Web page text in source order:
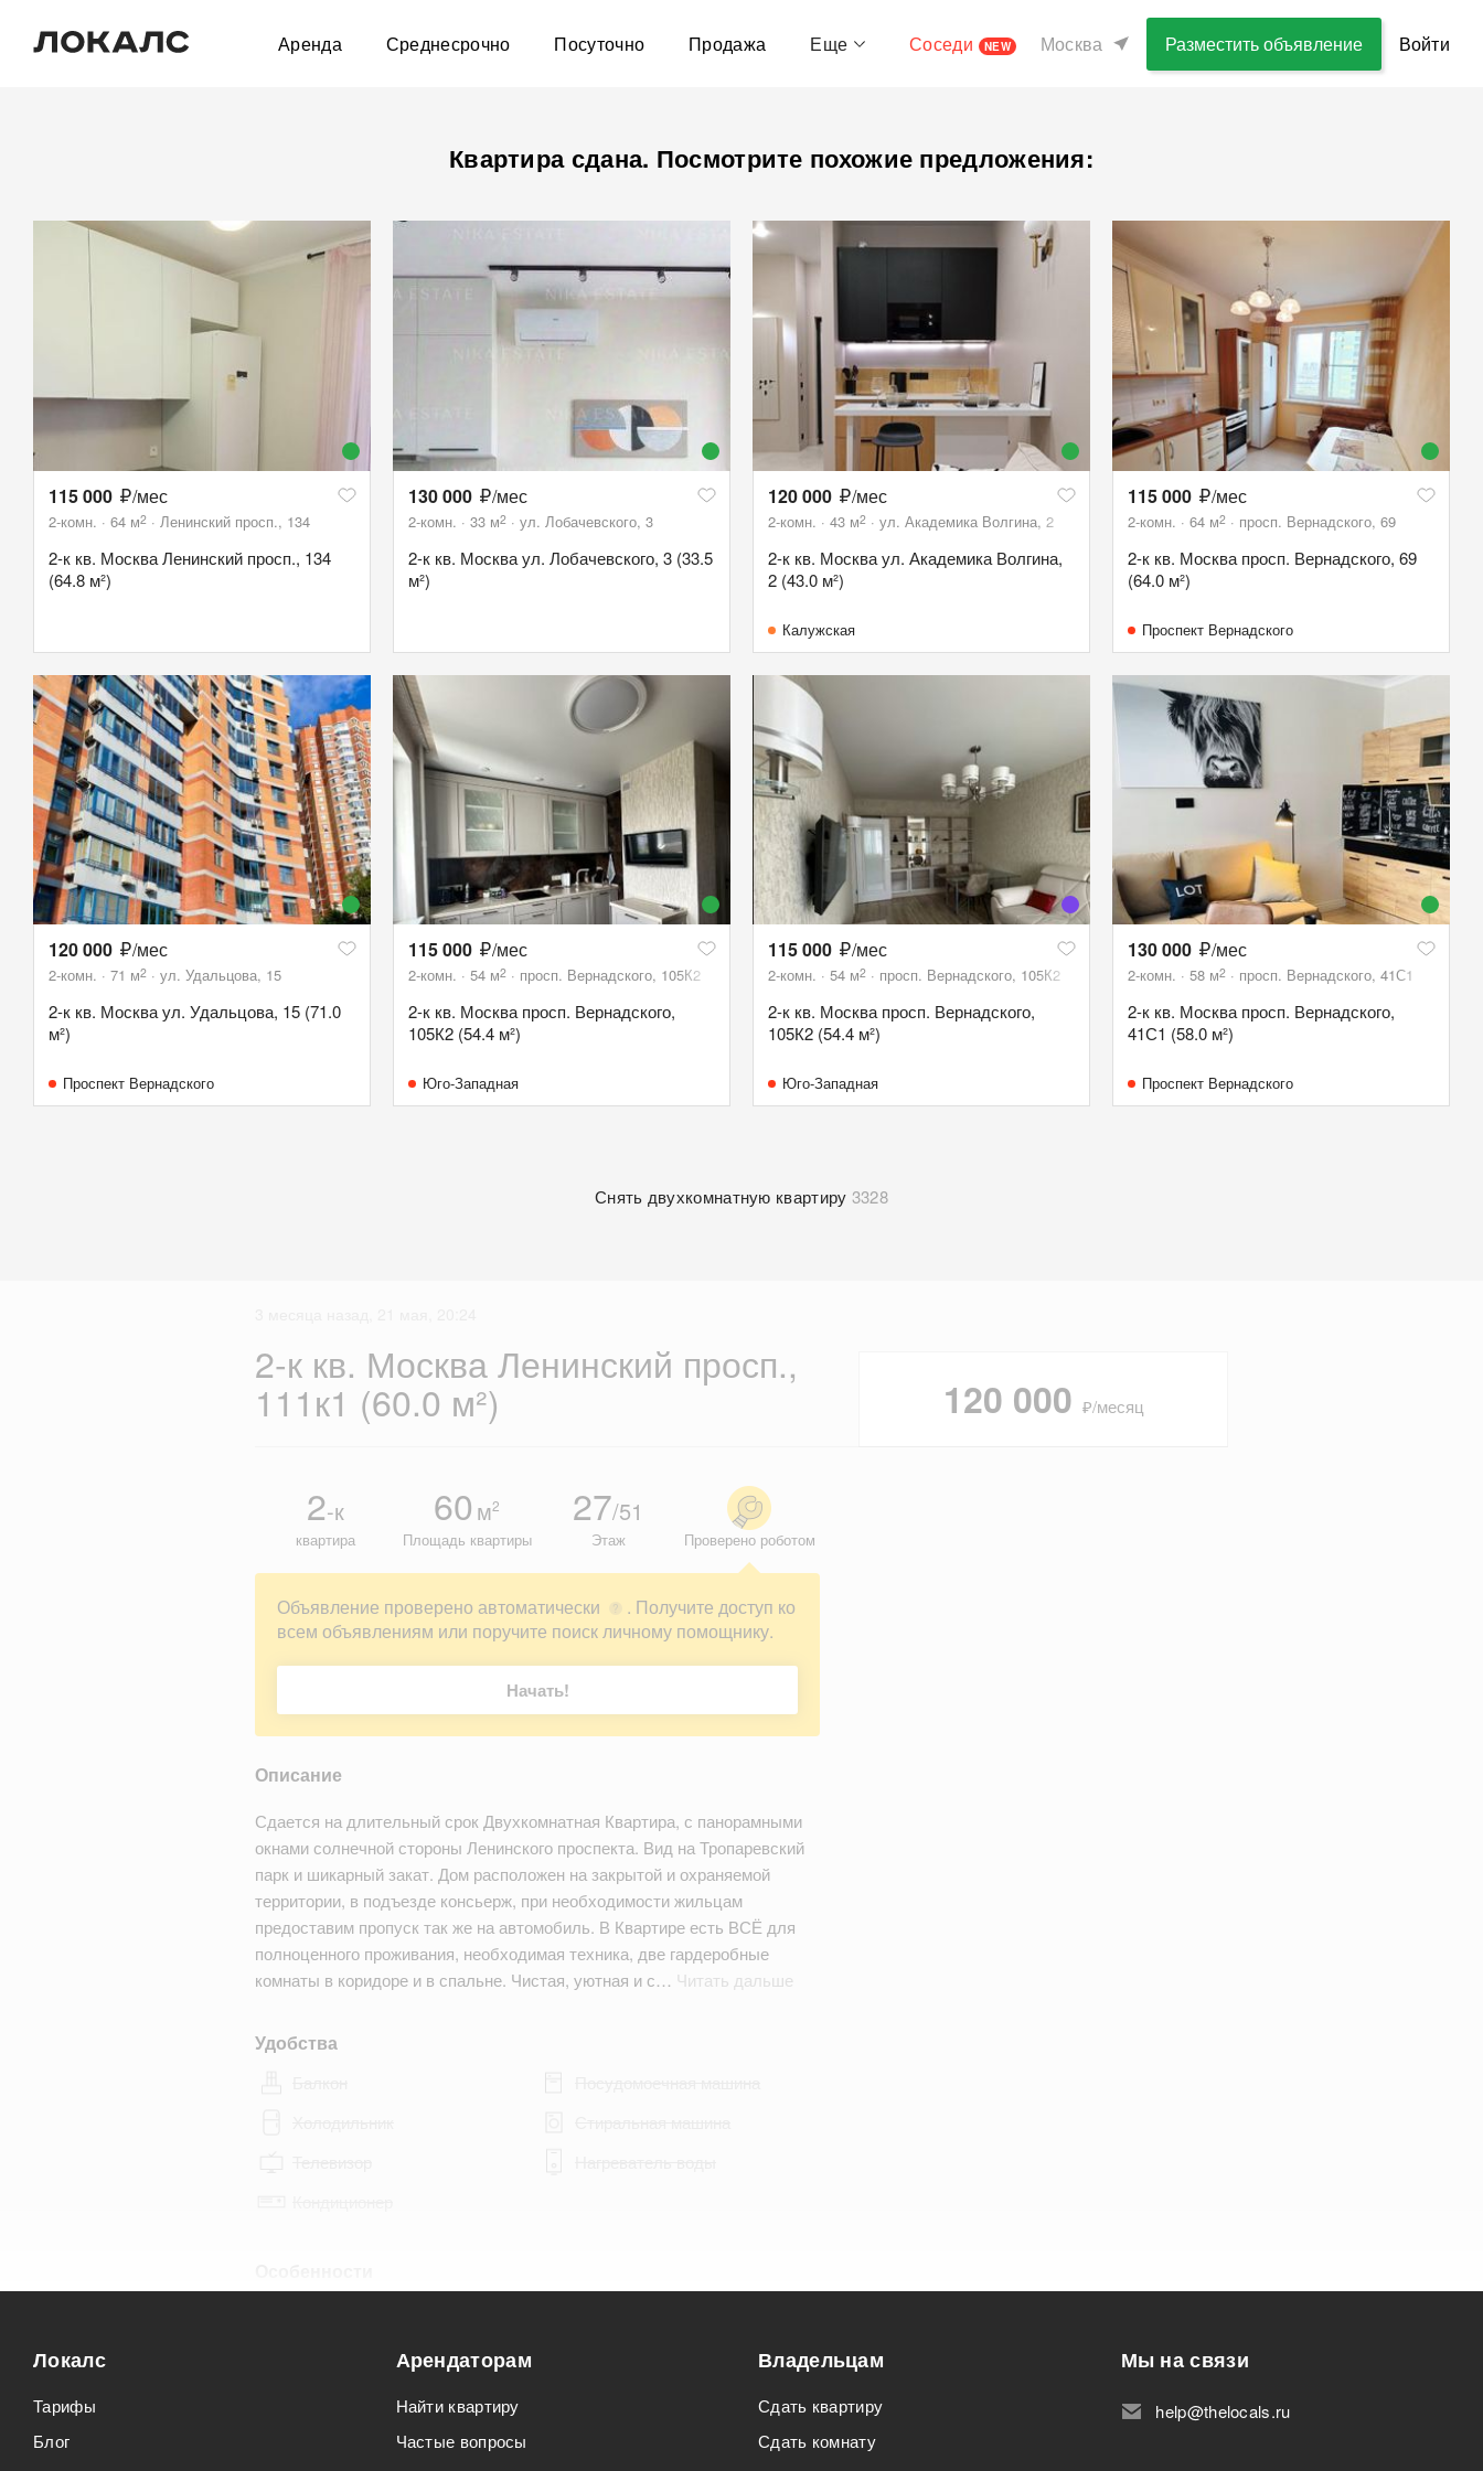
Аренда Среднесрочно Посуточно Продажа Еще Соседи NEW Москва Разместить объявление Войти
Квартира сдана. Посмотрите похожие предложения:
115 000 /мес
2-комн. 64 м2 Ленинский просп., 134
2-к кв. Москва Ленинский просп., 134
(64.8 м²)
130 000 /мес
2-комн. 33 м2 ул. Лобачевского, 3
2-к кв. Москва ул. Лобачевского, 3 (33.5
м²)
120 000 /мес
2-комн. 43 м2 ул. Академика Волгина, 2
2-к кв. Москва ул. Академика Волгина,
2 (43.0 м²)
Калужская
115 000 /мес
2-комн. 64 м2 просп. Вернадского, 69
2-к кв. Москва просп. Вернадского, 69
(64.0 м²)
Проспект Вернадского
120 000 /мес
2-комн. 71 м2 ул. Удальцова, 15
2-к кв. Москва ул. Удальцова, 15 (71.0
м²)
Проспект Вернадского
115 000 /мес
2-комн. 54 м2 просп. Вернадского, 105К2
2-к кв. Москва просп. Вернадского,
105К2 (54.4 м²)
Юго-Западная
115 000 /мес
2-комн. 54 м2 просп. Вернадского, 105К2
2-к кв. Москва просп. Вернадского,
105К2 (54.4 м²)
Юго-Западная
130 000 /мес
2-комн. 58 м2 просп. Вернадского, 41С1
2-к кв. Москва просп. Вернадского,
41С1 (58.0 м²)
Проспект Вернадского
Снять двухкомнатную квартиру 3328
2-к кв. Москва Ленинский просп.,
111к1 (60.0 м²)
2-к
квартира
60 м2
Площадь квартиры
27/51
Этаж Проверено роботом
Объявление проверено автоматически ?
. Получите доступ ко
всем объявлениям или поручите поиск личному помощнику.
Начать!
Описание
Сдается на длительный срок Двухкомнатная Квартира, с панорамными
окнами солнечной стороны Ленинского проспекта. Вид на Тропаревский
парк и шикарный закат. Дом расположен на закрытой и охраняемой
территории, в подъезде консьерж, при необходимости жильцам
предоставим пропуск так же на автомобиль. В Квартире есть ВСЁ для
полноценного проживания, необходимая техника, две гардеробные
комнаты в коридоре и в спальне. Чистая, уютная и с… Читать дальше
Удобства
Можно с животными
Подходит для семьи с детьми
120 000 ₽/месяц
Локалс
Тарифы
Блог
Арендаторам
Найти квартиру
Частые вопросы
Владельцам
Сдать квартиру
Сдать комнату
Мы на связи
help@thelocals.ru